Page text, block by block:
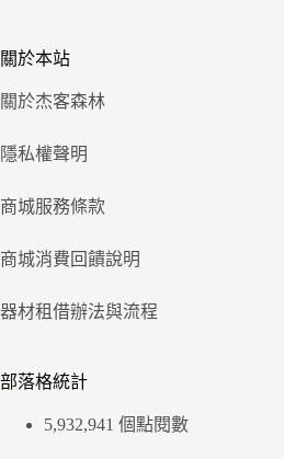
關於本站
關於杰客森林
隱私權聲明
商城服務條款
商城消費回饋說明
器材租借辦法與流程
部落格統計
5,932,941 個點閱數